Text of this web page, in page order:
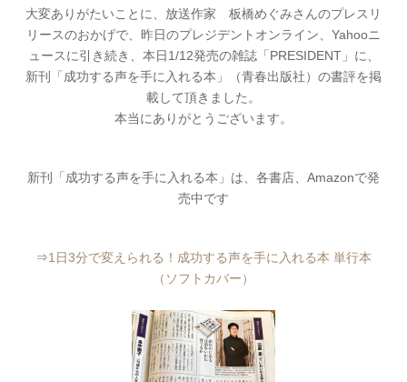
大変ありがたいことに、放送作家 板橋めぐみさんのプレスリ
リースのおかげで、昨日のプレジデントオンライン、Yahooニ
ュースに引き続き、本日1/12発売の雑誌「PRESIDENT」に、
新刊「成功する声を手に入れる本」（青春出版社）の書評を掲
載して頂きました。
本当にありがとうございます。
新刊「成功する声を手に入れる本」は、各書店、Amazonで発
売中です
⇒1日3分で変えられる！成功する声を手に入れる本 単行本
（ソフトカバー）